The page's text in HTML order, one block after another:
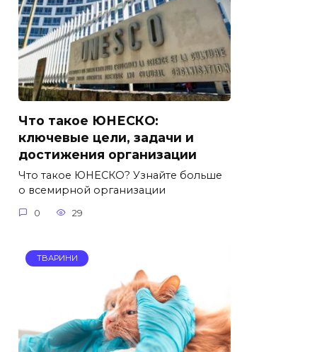
Что такое ЮНЕСКО:
ключевые цели, задачи и
достижения организации
Что такое ЮНЕСКО? Узнайте больше
о всемирной организации
0 29
ТВАРИНИ